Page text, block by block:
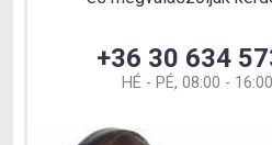
+36 30 634
HÉ - PÉ, 08:00 - 16:00